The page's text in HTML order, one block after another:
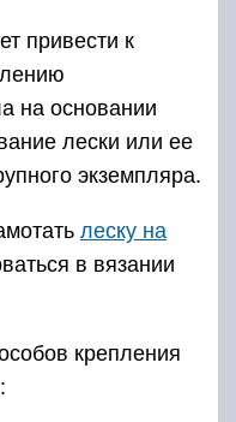
привести к
на основании
лески или ее
экземпляра.
леску на
в вязании
крепления